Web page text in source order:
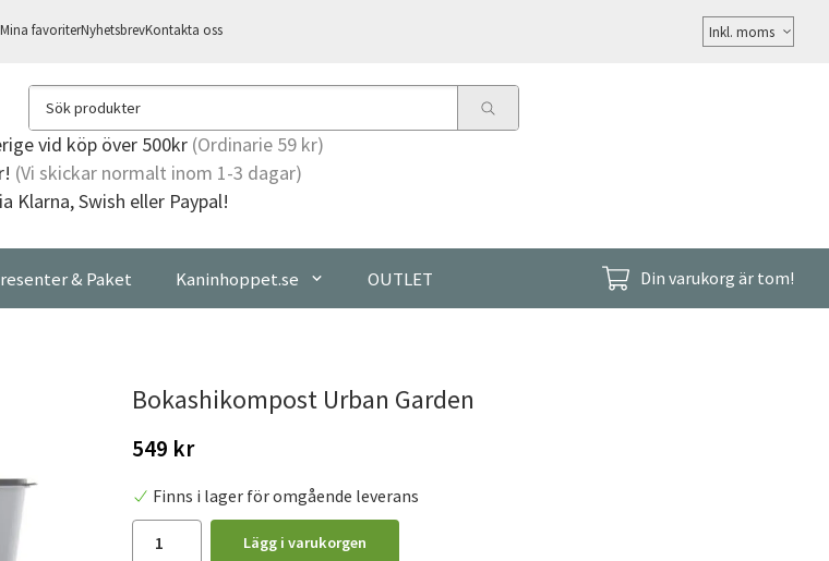
Mina favoriterNyhetsbrevKontakta oss
Välj
moms
vid köp över 500kr (Ordinarie 59 kr)
(Vi skickar normalt inom 1-3 dagar)
Klarna, Swish eller Paypal!
& Paket Kaninhoppet.se OUTLET Din varukorg är tom!
Bokashikompost Urban Garden
549 kr
Finns i lager för omgående leverans
Lägg i varukorgen